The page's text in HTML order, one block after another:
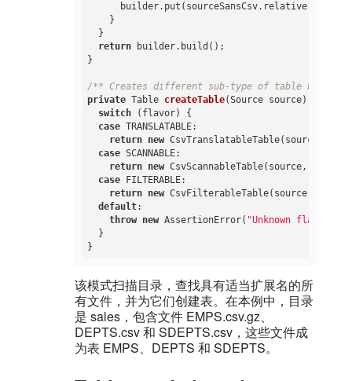
    }
  }
return builder.build();
}
/** Creates different sub-type of table based
private Table createTable(Source source)
switch (flavor) {
case TRANSLATABLE:
return new CsvTranslatableTable(source,
case SCANNABLE:
return new CsvScannableTable(source,
case FILTERABLE:
return new CsvFilterableTable(source,
default:
throw new AssertionError( "Unknown flavor "
  }
该模式扫描目录，查找具有适当扩展名的所
有文件，并为它们创建表。在本例中，目录
是 sales，包含文件 EMPS.csv.gz、
DEPTS.csv 和 SDEPTS.csv，这些文件成
为表 EMPS、DEPTS 和 SDEPTS。